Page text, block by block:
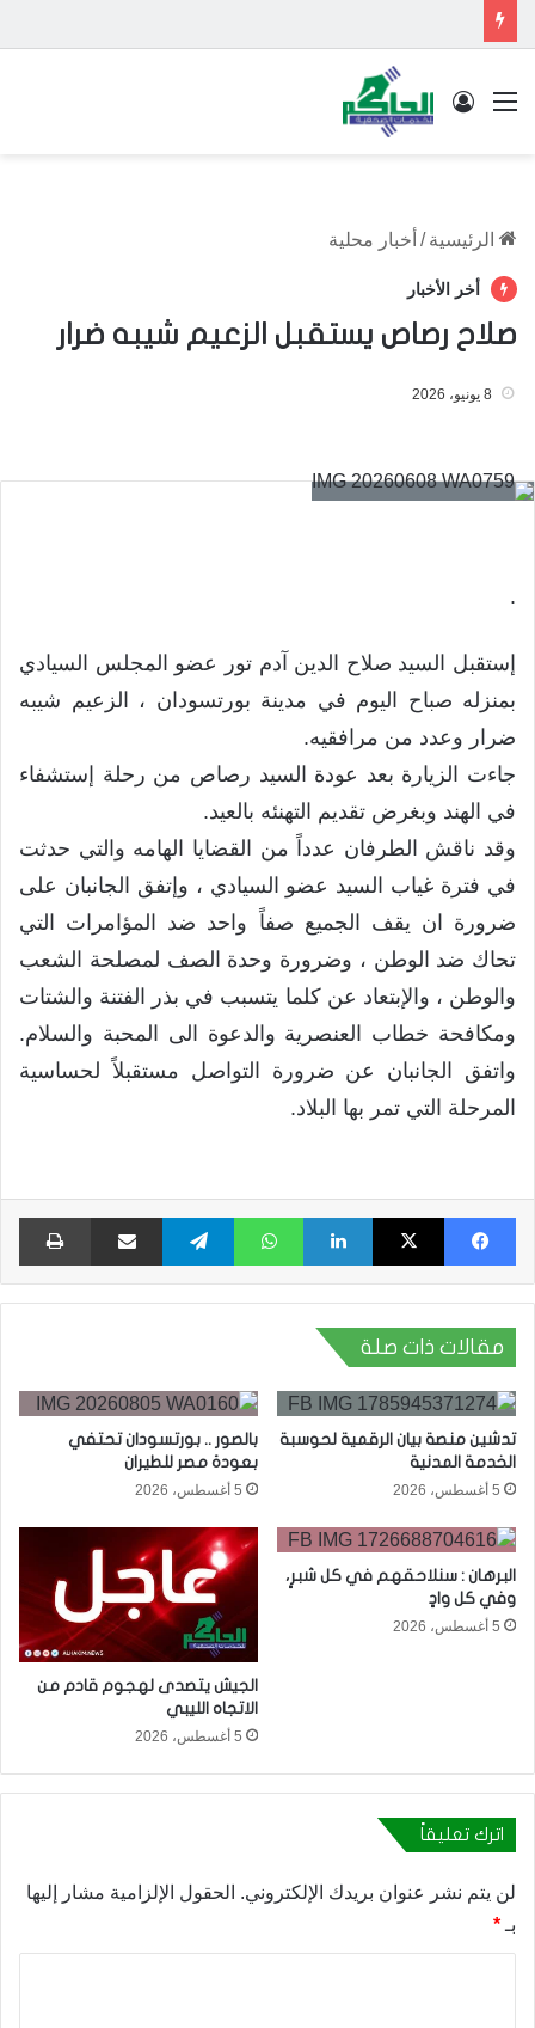
القائمة تسجيل الدخول
الرئيسية / أخبار محلية
أخر الأخبار
صلاح رصاص يستقبل الزعيم شيبه ضرار
8 يونيو، 2026
.
إستقبل السيد صلاح الدين آدم تور عضو المجلس السيادي
بمنزله صباح اليوم في مدينة بورتسودان ، الزعيم شيبه
ضرار وعدد من مرافقيه.
جاءت الزيارة بعد عودة السيد رصاص من رحلة إستشفاء
في الهند وبغرض تقديم التهنئه بالعيد.
وقد ناقش الطرفان عدداً من القضايا الهامه والتي حدثت
في فترة غياب السيد عضو السيادي ، وإتفق الجانبان على
ضرورة ان يقف الجميع صفاً واحد ضد المؤامرات التي
تحاك ضد الوطن ، وضرورة وحدة الصف لمصلحة الشعب
والوطن ، والإبتعاد عن كلما يتسبب في بذر الفتنة والشتات
ومكافحة خطاب العنصرية والدعوة الى المحبة والسلام.
واتفق الجانبان عن ضرورة التواصل مستقبلاً لحساسية
المرحلة التي تمر بها البلاد.
فيسبوك X لينكدإن واتساب تيلقرام مشاركة عبر البريد
مقالات ذات صلة
تدشين منصة بيان الرقمية لحوسبة
الخدمة المدنية
5 أغسطس، 2026
بالصور .. بورتسودان تحتفي
بعودة مصر للطيران
5 أغسطس، 2026
البرهان : سنلاحقهم في كل شبرٍ،
وفي كل وادٍ
5 أغسطس، 2026
الجيش يتصدى لهجوم قادم من
الاتجاه الليبي
5 أغسطس، 2026
اترك تعليقاً
لن يتم نشر عنوان بريدك الإلكتروني. الحقول الإلزامية مشار إليها
بـ *